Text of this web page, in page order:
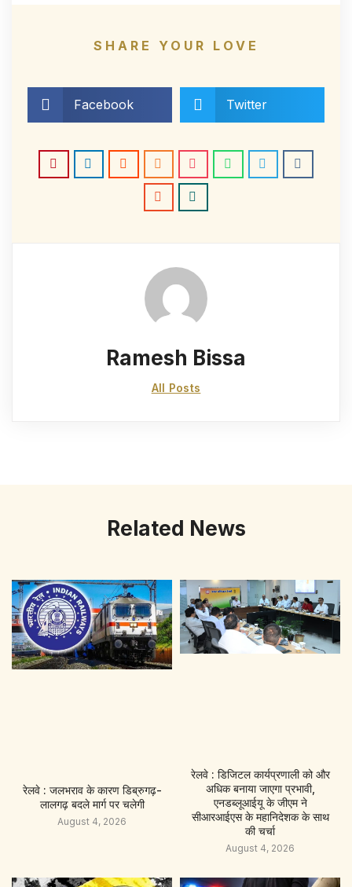
SHARE YOUR LOVE
Facebook Twitter
Ramesh Bissa
All Posts
Related News
रेलवे : जलभराव के कारण डिब्रुगढ़-
लालगढ़ बदले मार्ग पर चलेगी
August 4, 2026
रेलवे : डिजिटल कार्यप्रणाली को और
अधिक बनाया जाएगा प्रभावी,
एनडब्लूआईयू के जीएम ने
सीआरआईएस के महानिदेशक के साथ
की चर्चा
August 4, 2026